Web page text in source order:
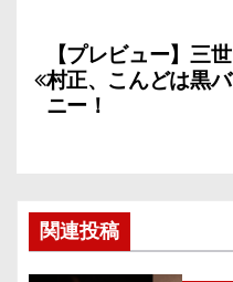
稿
ナ
ゲ
ー
【プレビュー】三世
村正、こんどは黒バ
ニー！
関連投稿